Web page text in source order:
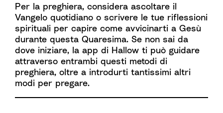
Per la preghiera, considera ascoltare il
Vangelo quotidiano o scrivere le tue riflessioni
spirituali per capire come avvicinarti a Gesù
durante questa Quaresima. Se non sai da
dove iniziare, la app di Hallow ti può guidare
attraverso entrambi questi metodi di
preghiera, oltre a introdurti tantissimi altri
modi per pregare.